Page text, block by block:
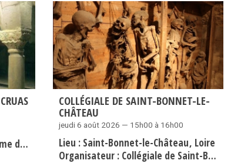
COLLÉGIALE DE SAINT-BONNET-LE-
CHÂTEAU
jeudi 6 août 2026 — 15h00 à 16h00
Lieu : Saint-Bonnet-le-Château Loire
Organisateur : Collégiale de Saint-Bonnet-Le-Château